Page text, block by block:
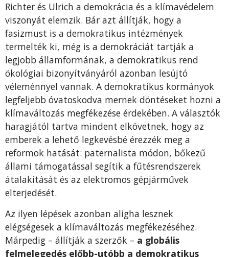
Richter és Ulrich a demokrácia és a klímavédelem
viszonyát elemzik. Bár azt állítják, hogy a
fasizmust is a demokratikus intézmények
termelték ki, még is a demokráciát tartják a
legjobb államformának, a demokratikus rend
ökológiai bizonyítványáról azonban lesújtó
véleménnyel vannak. A demokratikus kormányok
legfeljebb óvatoskodva mernek döntéseket hozni a
klímaváltozás megfékezése érdekében. A választók
haragjától tartva mindent elkövetnek, hogy az
emberek a lehető legkevésbé érezzék meg a
reformok hatását: paternalista módon, bőkezű
állami támogatással segítik a fűtésrendszerek
átalakítását és az elektromos gépjárművek
elterjedését.
Az ilyen lépések azonban aligha lesznek
elégségesek a klímaváltozás megfékezéséhez.
Márpedig – állítják a szerzők – a globális
felmelegedés előbb-utóbb a demokratikus